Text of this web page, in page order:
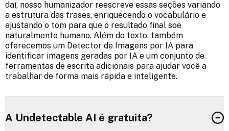
daí, nosso humanizador reescreve essas seções variando
a estrutura das frases, enriquecendo o vocabulário e
ajustando o tom para que o resultado final soe
naturalmente humano. Além do texto, também
oferecemos um Detector de Imagens por IA para
identificar imagens geradas por IA e um conjunto de
ferramentas de escrita adicionais para ajudar você a
trabalhar de forma mais rápida e inteligente.
A Undetectable AI é gratuita?